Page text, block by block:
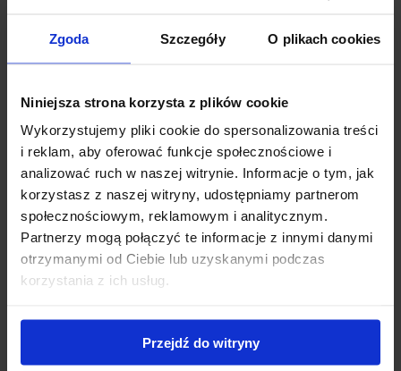
Zgoda Szczegóły O plikach cookies
Niniejsza strona korzysta z plików cookie
Wykorzystujemy pliki cookie do spersonalizowania treści
i reklam, aby oferować funkcje społecznościowe i
analizować ruch w naszej witrynie. Informacje o tym, jak
korzystasz z naszej witryny, udostępniamy partnerom
społecznościowym, reklamowym i analitycznym.
Partnerzy mogą połączyć te informacje z innymi danymi
otrzymanymi od Ciebie lub uzyskanymi podczas
korzystania z ich usług.
Przejdź do witryny
Jeżówka 'Supreme
Cantaloupe’
25,00zł
Liliowiec 'Stella De Oro’
15,00zł–20,00zł Zakres
cen:
15,00 zł